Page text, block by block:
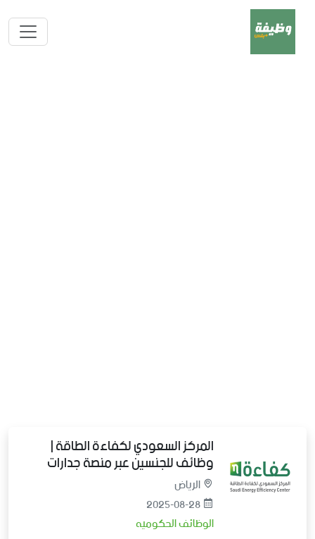
المركز السعودي لكفاءة الطاقة |
وظائف للجنسين عبر منصة جدارات
الرياض
2025-08-28
الوظائف الحكوميه